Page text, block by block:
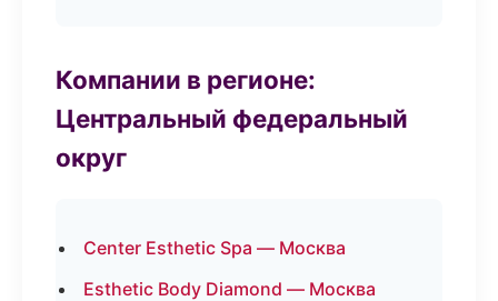
Компании в регионе:
Центральный федеральный
округ
Center Esthetic Spa — Москва
Esthetic Body Diamond — Москва